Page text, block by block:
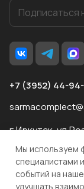
+7 (3952) 44-
г.Иркутск,
разработка
и продвижение сайта
Мы используем
специалистами
событий на
улучшать